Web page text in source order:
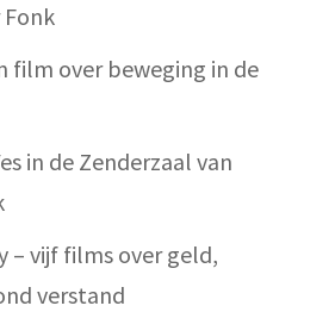
film over beweging in de
in de Zenderzaal van
– vijf films over geld,
verstand